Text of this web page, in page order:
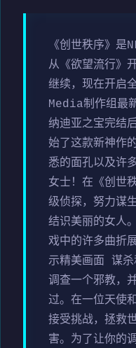
《创世秩序》是
从《欲望流行》
继续，现在开启
Media制作组最
纳迪亚之宝完结
始了这款新神作
悉的面孔以及许
女士！在《创世
级侦探，努力谋
结识美丽的女人
戏中的许多曲折
示精美画面 谋杀
调查一个邪教，
过。在一位天使
接受挑战，拯救
害。为了让你的